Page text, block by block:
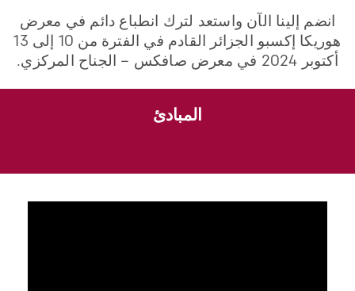
انضم إلينا الآن واستعد لترك انطباع دائم في معرض
هوريكا إكسبو الجزائر القادم في الفترة من 10 إلى 13
أكتوبر 2024 في معرض صافكس – الجناح المركزي.
المبادئ